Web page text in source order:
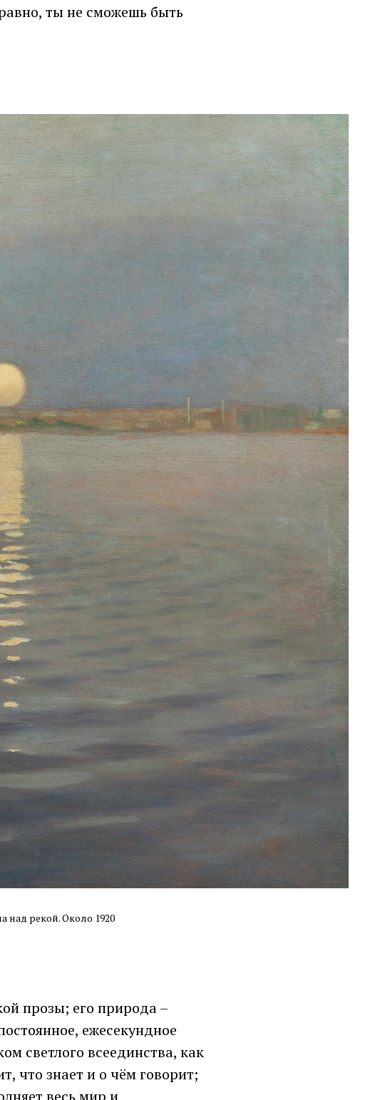
ты не сможешь быть
над рекой. Около 1920
прозы; его природа –
ежесекундное
светлого всеединства, как
что знает и о чём говорит;
весь мир и